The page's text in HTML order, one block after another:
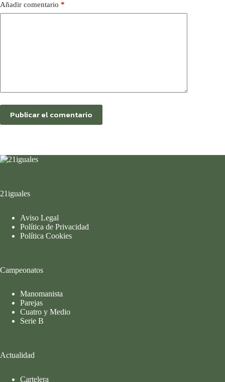
Añadir comentario *
Publicar el comentario
21iguales
Aviso Legal
Política de Privacidad
Política Cookies
Campeonatos
Manomanista
Parejas
Cuatro y Medio
Serie B
Actualidad
Cartelera